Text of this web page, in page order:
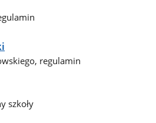
regulamin
szkoły